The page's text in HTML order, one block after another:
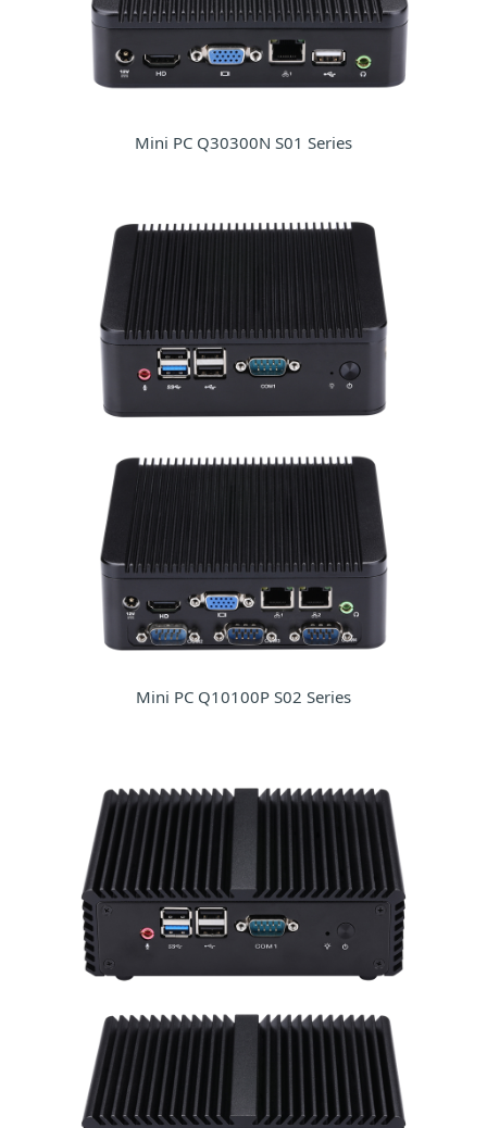
Mini PC Q30300N S01 Series
Mini PC Q10100P S02 Series